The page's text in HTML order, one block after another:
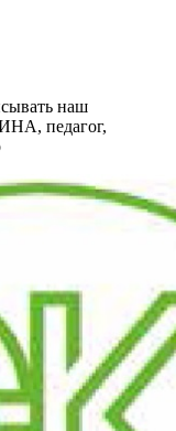
наш
педагог,